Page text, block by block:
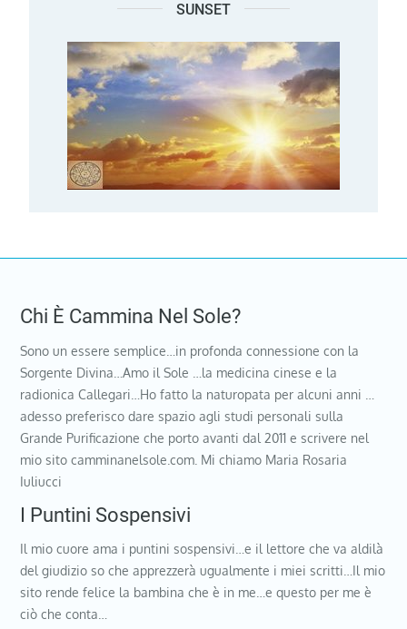
SUNSET
Chi È Cammina Nel Sole?
Sono un essere semplice…in profonda connessione con la
Sorgente Divina…Amo il Sole …la medicina cinese e la
radionica Callegari…Ho fatto la naturopata per alcuni anni …
adesso preferisco dare spazio agli studi personali sulla
Grande Purificazione che porto avanti dal 2011 e scrivere nel
mio sito camminanelsole.com. Mi chiamo Maria Rosaria
Iuliucci
I Puntini Sospensivi
Il mio cuore ama i puntini sospensivi…e il lettore che va aldilà
del giudizio so che apprezzerà ugualmente i miei scritti…Il mio
sito rende felice la bambina che è in me…e questo per me è
ciò che conta…